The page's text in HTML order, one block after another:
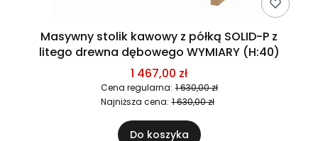
Masywny stolik kawowy z półką SOLID-P z
litego drewna dębowego WYMIARY (H:40)
1 467,00 zł
Cena regularna: 1 630,00 zł
Najniższa cena: 1 630,00 zł
Do koszyka